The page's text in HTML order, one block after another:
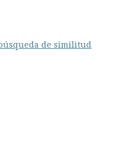
de similitud